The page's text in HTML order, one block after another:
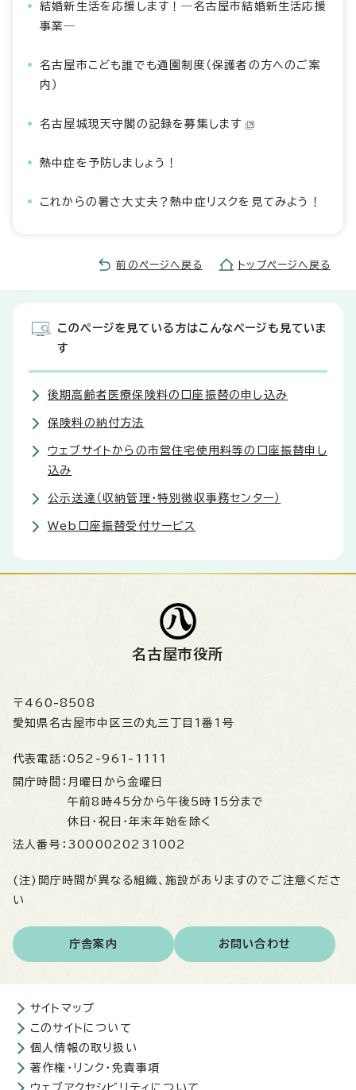
結婚新生活を応援します！―名古屋市結婚新生活応援
事業―
名古屋市こども誰でも通園制度（保護者の方へのご案
内）
名古屋城現天守閣の記録を募集します
熱中症を予防しましょう！
これからの暑さ大丈夫？熱中症リスクを見てみよう！
前のページへ戻る トップページへ戻る
このページを見ている方はこんなページも見ていま
す
後期高齢者医療保険料の口座振替の申し込み
保険料の納付方法
ウェブサイトからの市営住宅使用料等の口座振替申し
込み
公示送達（収納管理・特別徴収事務センター）
Web口座振替受付サービス
名古屋市役所
〒460-8508
愛知県名古屋市中区三の丸三丁目1番1号
代表電話： 052-961-1111
開庁時間： 月曜日から金曜日
午前8時45分から午後5時15分まで
休日・祝日・年末年始を除く
法人番号： 3000020231002
(注)開庁時間が異なる組織、施設がありますのでご注意くださ
い
庁舎案内 お問い合わせ
サイトマップ
このサイトについて
個人情報の取り扱い
著作権・リンク・免責事項
ウェブアクセシビリティについて